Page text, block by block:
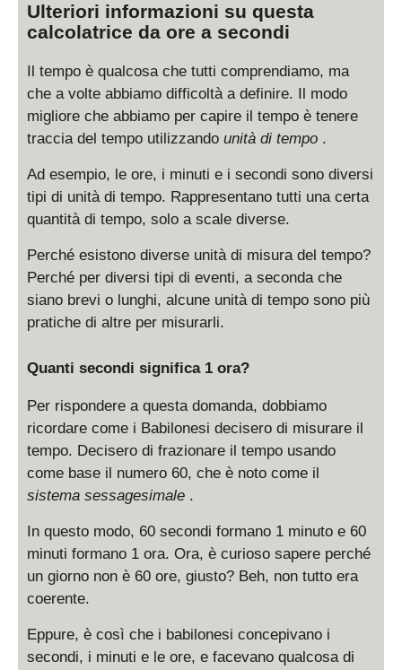
Ulteriori informazioni su questa
calcolatrice da ore a secondi
Il tempo è qualcosa che tutti comprendiamo, ma
che a volte abbiamo difficoltà a definire. Il modo
migliore che abbiamo per capire il tempo è tenere
traccia del tempo utilizzando unità di tempo .
Ad esempio, le ore, i minuti e i secondi sono diversi
tipi di unità di tempo. Rappresentano tutti una certa
quantità di tempo, solo a scale diverse.
Perché esistono diverse unità di misura del tempo?
Perché per diversi tipi di eventi, a seconda che
siano brevi o lunghi, alcune unità di tempo sono più
pratiche di altre per misurarli.
Quanti secondi significa 1 ora?
Per rispondere a questa domanda, dobbiamo
ricordare come i Babilonesi decisero di misurare il
tempo. Decisero di frazionare il tempo usando
come base il numero 60, che è noto come il
sistema sessagesimale .
In questo modo, 60 secondi formano 1 minuto e 60
minuti formano 1 ora. Ora, è curioso sapere perché
un giorno non è 60 ore, giusto? Beh, non tutto era
coerente.
Eppure, è così che i babilonesi concepivano i
secondi, i minuti e le ore, e facevano qualcosa di